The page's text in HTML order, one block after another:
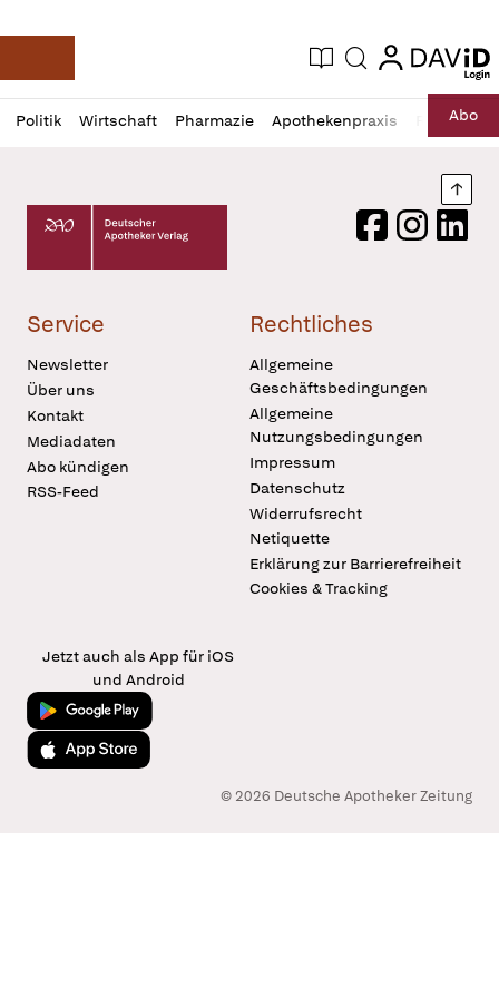
Deutsche Apotheker Zeitung
Aktuelle Ausgabe
Suche login
login
Politik Wirtschaft Pharmazie Apothekenpraxis RechtAbo
Profil
öffnen
Daz
Pur
Deutscher Apotheker Verlag Logo
FacebookInstagram
Service
Newsletter
Über uns
Kontakt
Mediadaten
Abo kündigen
RSS-Feed
Rechtliches
Allgemeine
Geschäftsbedingungen
Allgemeine
Nutzungsbedingungen
Impressum
Datenschutz
Widerrufsrecht
Netiquette
Erklärung zur Barrierefreiheit
Cookies & Tracking
Jetzt auch als App für iOS
und Android
Jetzt bei Google Play
Laden im App Store
© 2026 Deutsche Apotheker Zeitung